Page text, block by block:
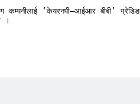
कम्पनीलाई ‘केयरनपी–आईआर बीबी’
।